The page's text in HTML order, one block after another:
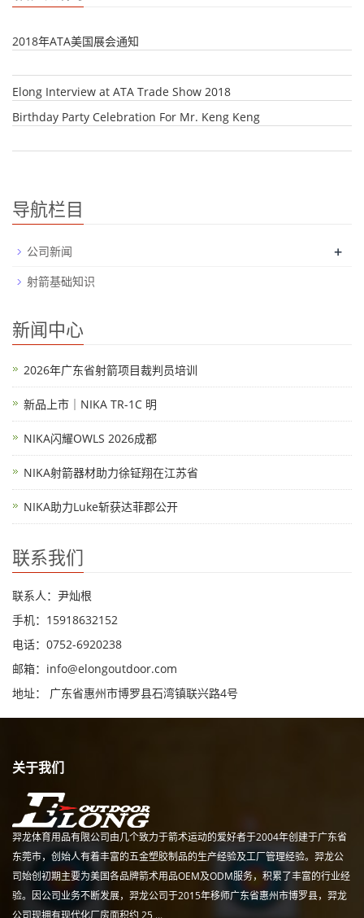
2018年ATA美国展会通知
Elong Interview at ATA Trade Show 2018
Birthday Party Celebration For Mr. Keng Keng
导航栏目
公司新闻 +
射箭基础知识
新闻中心
2026年广东省射箭项目裁判员培训
新品上市｜NIKA TR-1C 明
NIKA闪耀OWLS 2026成都
NIKA射箭器材助力徐钲翔在江苏省
NIKA助力Luke斩获达菲郡公开
联系我们
联系人：尹灿根
手机：15918632152
电话：0752-6920238
邮箱： info@elongoutdoor.com
地址： 广东省惠州市博罗县石湾镇联兴路4号
关于我们
羿龙体育用品有限公司由几个致力于箭术运动的爱好者于2004年创建于广东省
东莞市，创始人有着丰富的五金塑胶制品的生产经验及工厂管理经验。羿龙公
司始创初期主要为美国各品牌箭术用品OEM及ODM服务，积累了丰富的行业经
验。因公司业务不断发展，羿龙公司于2015年移师广东省惠州市博罗县，羿龙
公司现拥有现代化厂房面积约 25,...